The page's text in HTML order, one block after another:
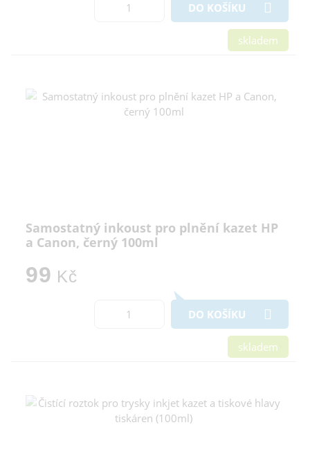
DO KOŠÍKU
skladem
Samostatný inkoust pro plnění kazet HP
a Canon, černý 100ml
99 Kč
DO KOŠÍKU
skladem